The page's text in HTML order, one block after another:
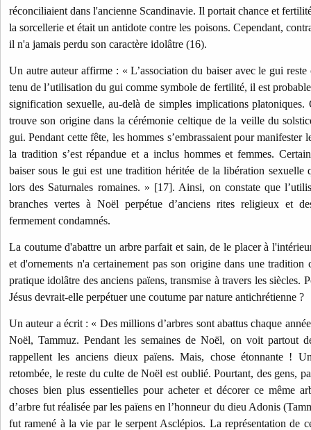
réconciliaient dans l'ancienne Scandinavie. Il portait chance et
la sorcellerie et était un antidote contre les poisons. Cependant,
il n'a jamais perdu son caractère idolâtre (16).
Un autre auteur affirme : « L’association du baiser avec le gui reste
tenu de l’utilisation du gui comme symbole de fertilité, il est
signification sexuelle, au-delà de simples implications platoniques.
trouve son origine dans la cérémonie celtique de la veille du
gui. Pendant cette fête, les hommes s’embrassaient pour manifester
la tradition s’est répandue et a inclus hommes et femmes.
baiser sous le gui est une tradition héritée de la libération sexuelle
lors des Saturnales romaines. » [17]. Ainsi, on constate que
branches vertes à Noël perpétue d’anciens rites religieux et
fermement condamnés.
La coutume d'abattre un arbre parfait et sain, de le placer à
et d'ornements n'a certainement pas son origine dans une tradition
pratique idolâtre des anciens païens, transmise à travers les siècles.
Jésus devrait-elle perpétuer une coutume par nature antichrétienne ?
Un auteur a écrit : « Des millions d’arbres sont abattus chaque
Noël, Tammuz. Pendant les semaines de Noël, on voit partout
rappellent les anciens dieux païens. Mais, chose étonnante !
retombée, le reste du culte de Noël est oublié. Pourtant, des gens,
choses bien plus essentielles pour acheter et décorer ce même
d’arbre fut réalisée par les païens en l’honneur du dieu Adonis
fut ramené à la vie par le serpent Asclépios. La représentation de